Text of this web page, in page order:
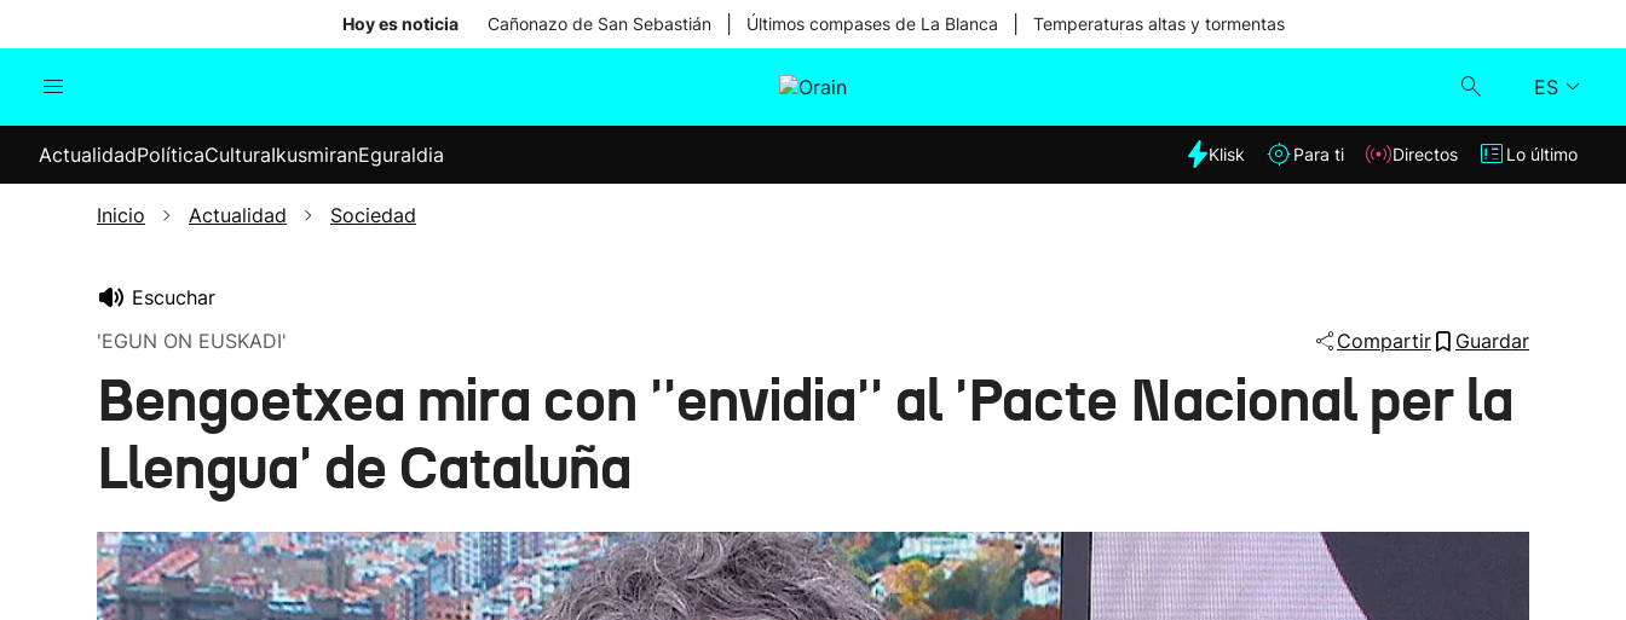
Hoy es noticia Cañonazo de San Sebastián Últimos compases de La Blanca Temperaturas altas y tormentas
ES
Internacional
Elecciones
Klisk
Lo último
ActualidadPolíticaCulturaIkusmiranEguraldia Klisk Para ti Directos Lo último
Inicio Actualidad Sociedad
Escuchar
'EGUN ON EUSKADI'
Compartir Guardar
Bengoetxea mira con ''envidia'' al 'Pacte Nacional per la
Llengua' de Cataluña